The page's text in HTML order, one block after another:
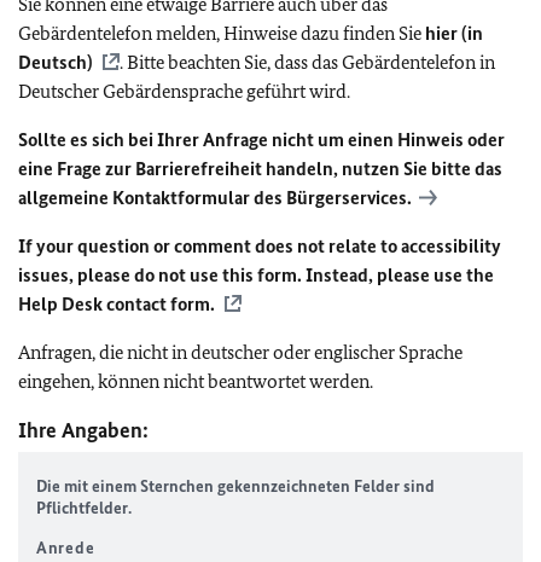
Gebärdentelefon melden, Hinweise dazu finden Sie hier (in
Deutsch)
. Bitte beachten Sie, dass das Gebärdentelefon in
Deutscher Gebärdensprache geführt wird.
Sollte es sich bei Ihrer Anfrage nicht um einen Hinweis oder
eine Frage zur Barrierefreiheit handeln, nutzen Sie bitte das
allgemeine Kontaktformular des Bürgerservices.
If your question or comment does not relate to accessibility
issues, please do not use this form. Instead, please use the
Help Desk contact form.
Anfragen, die nicht in deutscher oder englischer Sprache
eingehen, können nicht beantwortet werden.
Ihre Angaben:
Die mit einem Sternchen gekennzeichneten Felder sind
Pflichtfelder.
Anrede